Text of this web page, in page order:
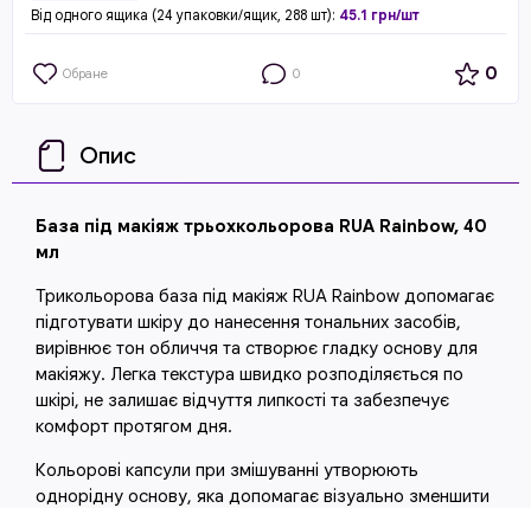
Від одного ящика (24 упаковки/ящик, 288 шт): 45.1 грн/шт
Обране 0 0
Опис
База під макіяж трьохкольорова RUA Rainbow, 40
мл
Трикольорова база під макіяж RUA Rainbow допомагає
підготувати шкіру до нанесення тональних засобів,
вирівнює тон обличчя та створює гладку основу для
макіяжу. Легка текстура швидко розподіляється по
шкірі, не залишає відчуття липкості та забезпечує
комфорт протягом дня.
Кольорові капсули при змішуванні утворюють
однорідну основу, яка допомагає візуально зменшити